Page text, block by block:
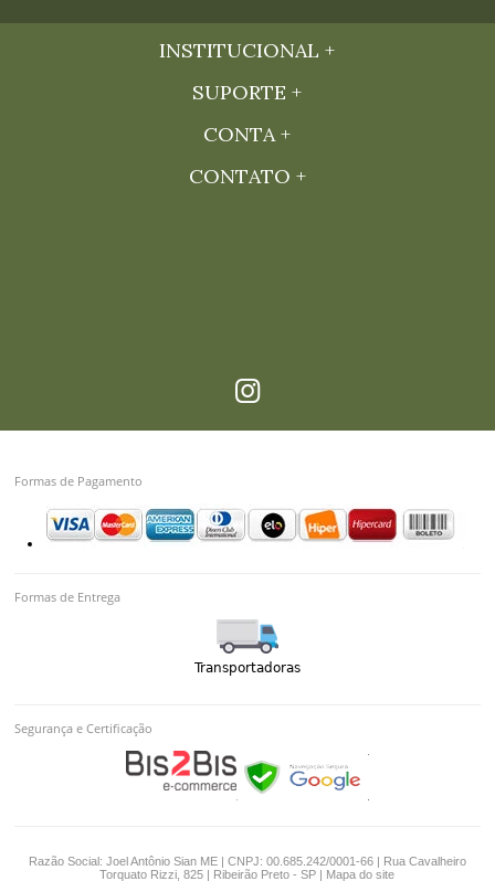
INSTITUCIONAL
SUPORTE
CONTA
CONTATO
Formas de Pagamento
Formas de Entrega
Segurança e Certificação
Razão Social: Joel Antônio Sian ME | CNPJ: 00.685.242/0001-66 | Rua Cavalheiro
Torquato Rizzi, 825 | Ribeirão Preto - SP |
Mapa do site